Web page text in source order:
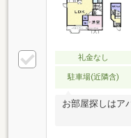
礼金なし
駐車場(近隣含)
お部屋探しはア